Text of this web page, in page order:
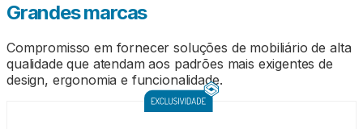
Grandes marcas
Compromisso em fornecer soluções de mobiliário de alta
qualidade que atendam aos padrões mais exigentes de
design, ergonomia e funcionalidade.